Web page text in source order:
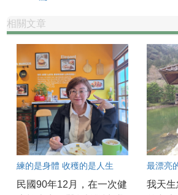
相關文章
練的是身體 收穫的是人生
民國90年12月，在一次健
最漂亮
我天